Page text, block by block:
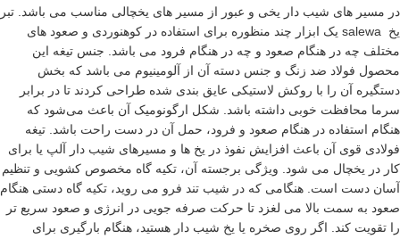
در مسیر های شیب دار یخی و عبور از مسیر های یخچالی مناسب می باشد. تبر
یخ salewa یک ابزار چند منظوره برای استفاده در کوهنوردی و صعود های
مختلف چه در هنگام صعود و چه در هنگام فرود می باشد. جنس تیغه این
محصول فولاد ضد زنگ و جنس دسته آن از آلومینیوم می باشد که بخش
دستگیره آن را با روکش لاستیکی عایق بندی شده طراحی کردند تا در برابر
سرما محافظت خوبی داشته باشد. شکل ارگونومیک آن باعث می‌شود که
هنگام استفاده در هنگام صعود و فرود، حمل آن در دست راحت باشد. تیغه
فولادی قوی آن باعث افزایش نفوذ در یخ ها و مسیرهای شیب دار آلپ یا برای
کار در یخچال می شود. ویژگی برجسته آن، تکیه گاه مخصوص کشویی و تنظیم
آسان دست است. هنگامی که در شیب تند فرو می روید، تکیه گاه دستی هنگام
صعود به سمت بالا می لغزد تا حرکت صرفه جویی در انرژی و صعود سریع تر
را تقویت کند. اگر روی صخره یا یخ شیب دار هستید، هنگام بارگیری برای